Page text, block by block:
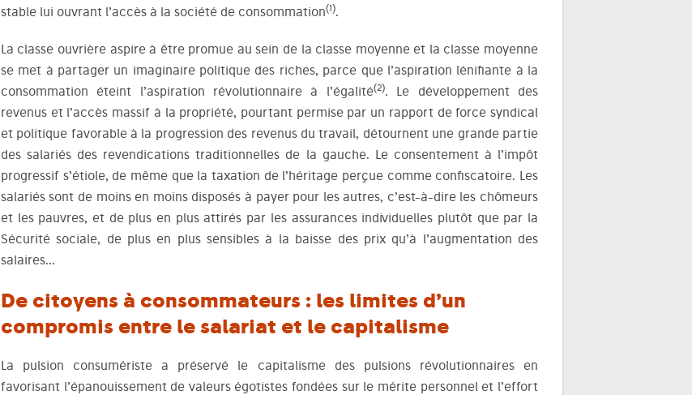
stable lui ouvrant l’accès à la société de consommation(1).
La classe ouvrière aspire à être promue au sein de la classe moyenne et la classe moyenne
se met à partager un imaginaire politique des riches, parce que l’aspiration lénifiante à la
consommation éteint l’aspiration révolutionnaire à l’égalité(2). Le développement des
revenus et l’accès massif à la propriété, pourtant permise par un rapport de force syndical
et politique favorable à la progression des revenus du travail, détournent une grande partie
des salariés des revendications traditionnelles de la gauche. Le consentement à l’impôt
progressif s’étiole, de même que la taxation de l’héritage perçue comme confiscatoire. Les
salariés sont de moins en moins disposés à payer pour les autres, c’est-à-dire les chômeurs
et les pauvres, et de plus en plus attirés par les assurances individuelles plutôt que par la
Sécurité sociale, de plus en plus sensibles à la baisse des prix qu’à l’augmentation des
salaires…
De citoyens à consommateurs : les limites d’un
compromis entre le salariat et le capitalisme
La pulsion consumériste a préservé le capitalisme des pulsions révolutionnaires en
favorisant l’épanouissement de valeurs égotistes fondées sur le mérite personnel et l’effort